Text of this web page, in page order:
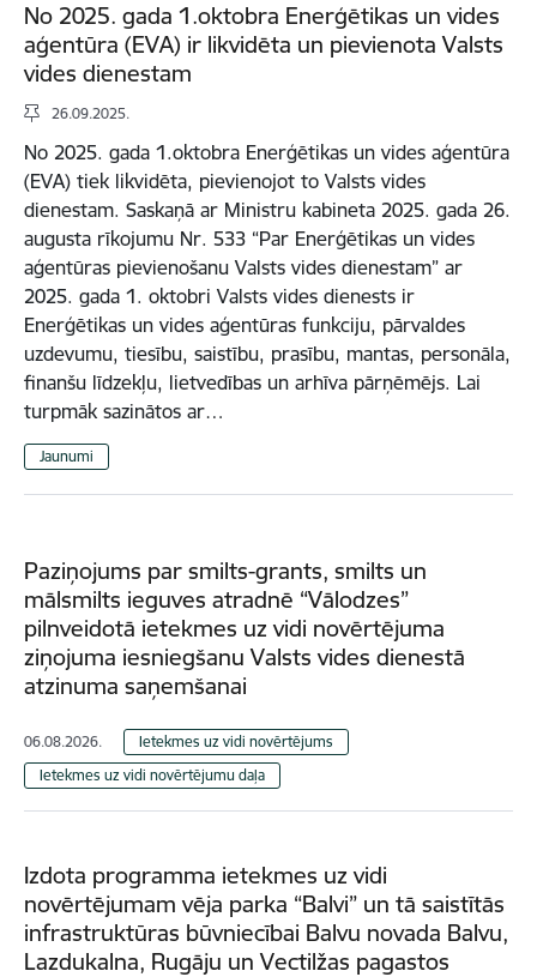
No 2025. gada 1.oktobra Enerģētikas un vides
aģentūra (EVA) ir likvidēta un pievienota Valsts
vides dienestam
26.09.2025.
No 2025. gada 1.oktobra Enerģētikas un vides aģentūra
(EVA) tiek likvidēta, pievienojot to Valsts vides
dienestam. Saskaņā ar Ministru kabineta 2025. gada 26.
augusta rīkojumu Nr. 533 “Par Enerģētikas un vides
aģentūras pievienošanu Valsts vides dienestam” ar
2025. gada 1. oktobri Valsts vides dienests ir
Enerģētikas un vides aģentūras funkciju, pārvaldes
uzdevumu, tiesību, saistību, prasību, mantas, personāla,
finanšu līdzekļu, lietvedības un arhīva pārņēmējs. Lai
turpmāk sazinātos ar…
Jaunumi
Paziņojums par smilts-grants, smilts un
mālsmilts ieguves atradnē “Vālodzes”
pilnveidotā ietekmes uz vidi novērtējuma
ziņojuma iesniegšanu Valsts vides dienestā
atzinuma saņemšanai
06.08.2026.
Ietekmes uz vidi novērtējums
Ietekmes uz vidi novērtējumu daļa
Izdota programma ietekmes uz vidi
novērtējumam vēja parka “Balvi” un tā saistītās
infrastruktūras būvniecībai Balvu novada Balvu,
Lazdukalna, Rugāju un Vectilžas pagastos